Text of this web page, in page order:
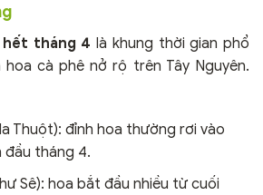
hết tháng 4 là khung thời gian phổ
cà phê nở rộ trên Tây Nguyên.
Thuột): đỉnh hoa thường rơi vào
đầu tháng 4.
Sê): hoa bắt đầu nhiều từ cuối